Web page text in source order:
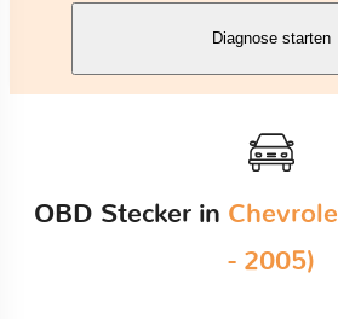
Diagnose starten
OBD Stecker in
- 2005)